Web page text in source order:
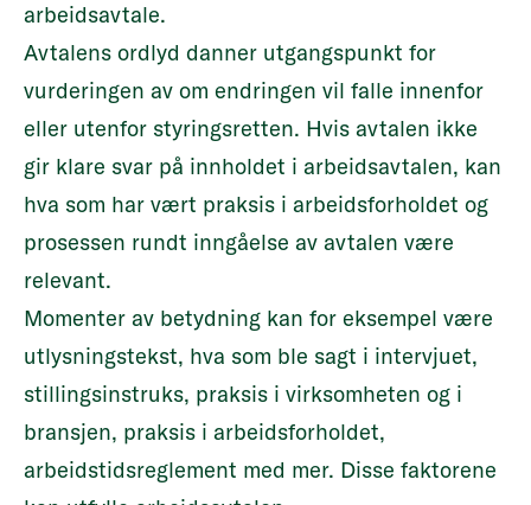
arbeidsavtale.
Avtalens ordlyd danner utgangspunkt for
vurderingen av om endringen vil falle innenfor
eller utenfor styringsretten. Hvis avtalen ikke
gir klare svar på innholdet i arbeidsavtalen, kan
hva som har vært praksis i arbeidsforholdet og
prosessen rundt inngåelse av avtalen være
relevant.
Momenter av betydning kan for eksempel være
utlysningstekst, hva som ble sagt i intervjuet,
stillingsinstruks, praksis i virksomheten og i
bransjen, praksis i arbeidsforholdet,
arbeidstidsreglement med mer. Disse faktorene